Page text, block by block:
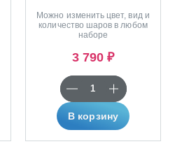
Можно изменить цвет, вид и
количество шаров в любом
наборе
3 790 ₽
В корзину